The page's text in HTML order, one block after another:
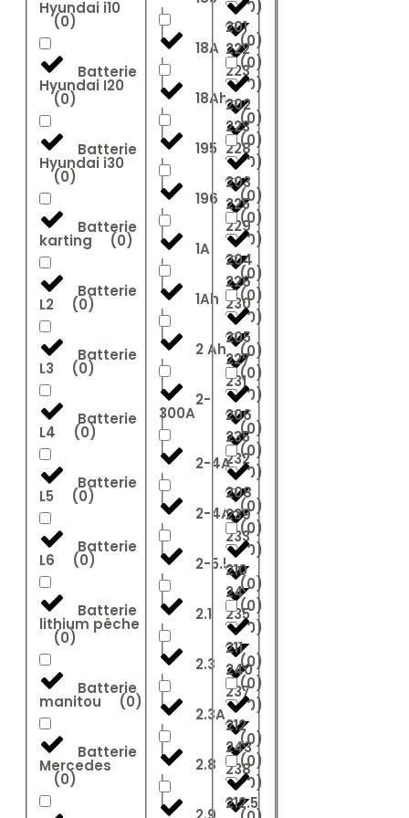
Hyundai i10
(0)
Batterie
Hyundai I20
(0)
Batterie
Hyundai i30
(0)
Batterie
karting (0)
Batterie
L2 (0)
Batterie
L3 (0)
Batterie
L4 (0)
Batterie
L5 (0)
Batterie
L6 (0)
Batterie
lithium pêche
(0)
Batterie
manitou (0)
Batterie
Mercedes
(0)
18A
18Ah
195
196
1A
1Ah
2 Ah
2-
300A
2-4A
2-4Ah
2-5.5A
2.1
2.3
2.3Ah
2.8
(0)
223
(0)
228
(0)
229
(0)
230
(0)
231
(0)
232
(0)
233
(0)
235
(0)
237
(0)
238
(0)
222
(0)
223
(0)
225
(0)
226
(0)
227
(0)
235
(0)
239
(0)
24
(0)
240
(0)
243
(0)
201
(0)
202
(0)
203
(0)
204
(0)
205
(0)
206
(0)
208
(0)
210
(0)
211
(0)
212
(0)
212.5